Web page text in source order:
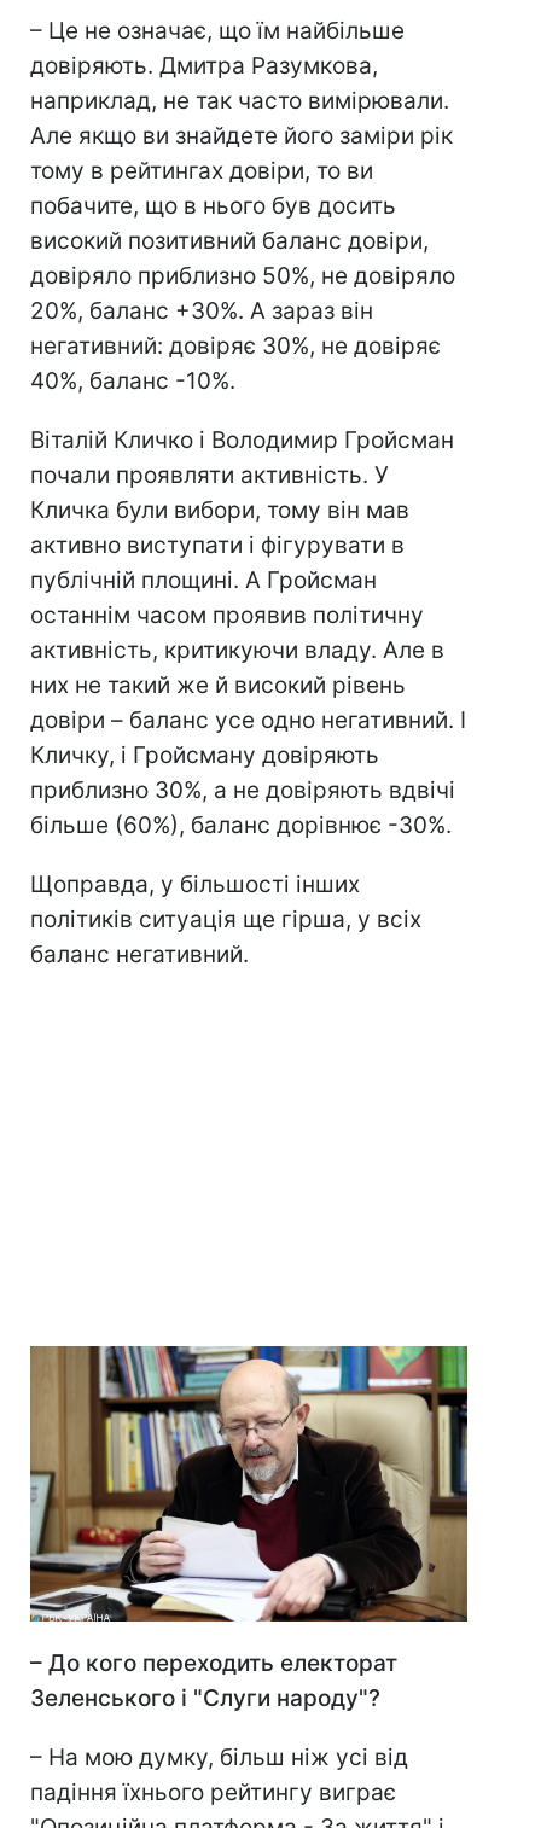
– Це не означає, що їм найбільше
довіряють. Дмитра Разумкова,
наприклад, не так часто вимірювали.
Але якщо ви знайдете його заміри рік
тому в рейтингах довіри, то ви
побачите, що в нього був досить
високий позитивний баланс довіри,
довіряло приблизно 50%, не довіряло
20%, баланс +30%. А зараз він
негативний: довіряє 30%, не довіряє
40%, баланс -10%.
Віталій Кличко і Володимир Гройсман
почали проявляти активність. У
Кличка були вибори, тому він мав
активно виступати і фігурувати в
публічній площині. А Гройсман
останнім часом проявив політичну
активність, критикуючи владу. Але в
них не такий же й високий рівень
довіри – баланс усе одно негативний. І
Кличку, і Гройсману довіряють
приблизно 30%, а не довіряють вдвічі
більше (60%), баланс дорівнює -30%.
Щоправда, у більшості інших
політиків ситуація ще гірша, у всіх
баланс негативний.
– До кого переходить електорат
Зеленського і "Слуги народу"?
– На мою думку, більш ніж усі від
падіння їхнього рейтингу виграє